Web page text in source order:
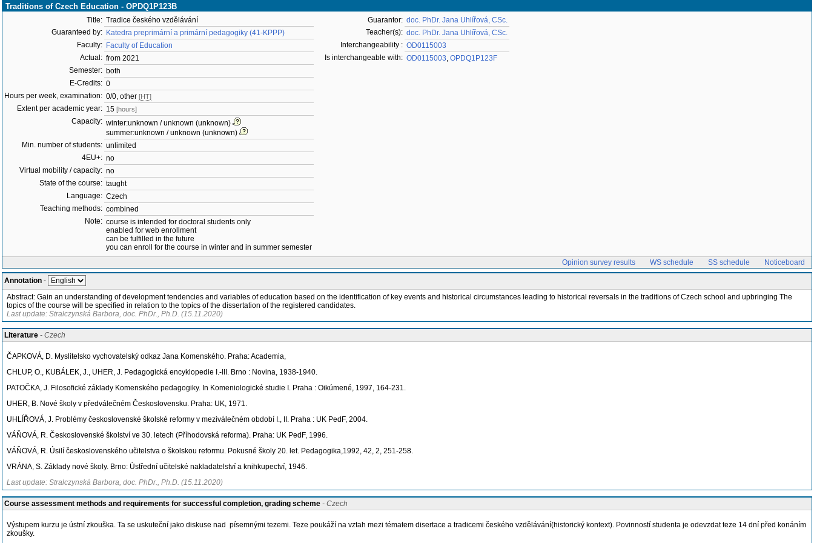
Traditions of Czech Education - OPDQ1P123B
Title: Tradice českého vzdělávání
Guaranteed by: Katedra preprimární a primární pedagogiky (41-KPPP)
Faculty: Faculty of Education
Actual: from 2021
Semester: both
E-Credits: 0
Hours per week, examination: 0/0, other [HT]
Extent per academic year: 15 [hours]
Capacity: winter:unknown / unknown (unknown)
summer:unknown / unknown (unknown)
Min. number of students: unlimited
4EU+: no
Virtual mobility / capacity: no
State of the course: taught
Language: Czech
Teaching methods: combined
Note: course is intended for doctoral students only
enabled for web enrollment
can be fulfilled in the future
you can enroll for the course in winter and in summer semester
Guarantor: doc. PhDr. Jana Uhlířová, CSc.
Teacher(s): doc. PhDr. Jana Uhlířová, CSc.
Interchangeability : OD0115003
Is interchangeable with: OD0115003, OPDQ1P123F
Opinion survey results WS schedule SS schedule Noticeboard
Annotation -
Abstract: Gain an understanding of development tendencies and variables of education based on the identification of key events and historical circumstances leading to historical reversals in the traditions of Czech school and upbringing The
topics of the course will be specified in relation to the topics of the dissertation of the registered candidates.
Last update: Stralczynská Barbora, doc. PhDr., Ph.D. (15.11.2020)
Literature - Czech
ČAPKOVÁ, D. Myslitelsko vychovatelský odkaz Jana Komenského. Praha: Academia,
CHLUP, O., KUBÁLEK, J., UHER, J. Pedagogická encyklopedie I.-III. Brno : Novina, 1938-1940.
PATOČKA, J. Filosofické základy Komenského pedagogiky. In Komeniologické studie I. Praha : Oikúmené, 1997, 164-231.
UHER, B. Nové školy v předválečném Československu. Praha: UK, 1971.
UHLÍŘOVÁ, J. Problémy československé školské reformy v meziválečném období I., II. Praha : UK PedF, 2004.
VÁŇOVÁ, R. Československé školství ve 30. letech (Příhodovská reforma). Praha: UK PedF, 1996.
VÁŇOVÁ, R. Úsilí československého učitelstva o školskou reformu. Pokusné školy 20. let. Pedagogika,1992, 42, 2, 251-258.
VRÁNA, S. Základy nové školy. Brno: Ústřední učitelské nakladatelství a knihkupectví, 1946.
Last update: Stralczynská Barbora, doc. PhDr., Ph.D. (15.11.2020)
Course assessment methods and requirements for successful completion, grading scheme - Czech
Výstupem kurzu je ústní zkouška. Ta se uskuteční jako diskuse nad písemnými tezemi. Teze poukáží na vztah mezi tématem disertace a tradicemi českého vzdělávání(historický kontext). Povinností studenta je odevzdat teze 14 dní před konáním
zkoušky.